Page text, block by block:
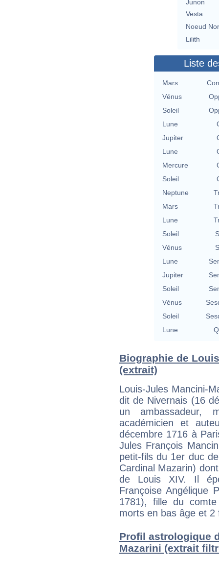
Junon
Vesta
Noeud
Lilith
Liste
Mars
Vénus
Soleil
Lune
Jupiter
Lune
Mercure
Soleil
Neptune
Mars
Lune
Soleil
Vénus
Lune
Jupiter
Soleil
Vénus
Soleil
Lune
Biographie de
(extrait)
Louis-Jules Mancini-
dit de Nivernais (16
un ambassadeur,
académicien et
décembre 1716 à
Jules François
petit-fils du 1er duc
Cardinal Mazarin)
de Louis XIV. Il
Françoise Angélique
1781), fille du
morts en bas âge et 2
Profil astrologique
Mazarini (extrait